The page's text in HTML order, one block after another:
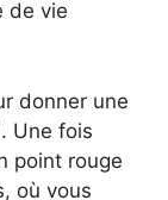
de vie
donner une
Une fois
point rouge
où vous